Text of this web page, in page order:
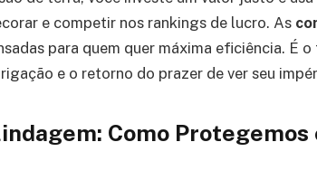
e competir nos rankings de lucro. As
para quem quer máxima eficiência. É
e o retorno do prazer de ver seu
Como Protegemos